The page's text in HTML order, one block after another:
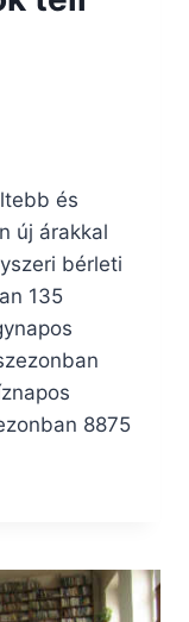
és
új árakkal
bérleti
135
8875